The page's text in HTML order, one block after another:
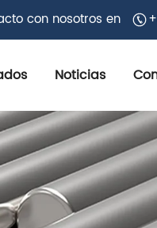
con nosotros en
Noticias